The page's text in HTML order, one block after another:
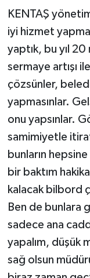
KENTAŞ
iyi hizmet
yaptık, bu yıl 20
sermaye artışı
çözsünler,
yapmasınlar.
onu yapsınlar.
samimiyetle
bunların
bir baktım
kalacak bilbord
Ben de bunlara
sadece ana
yapalım, düşük
sağ olsun